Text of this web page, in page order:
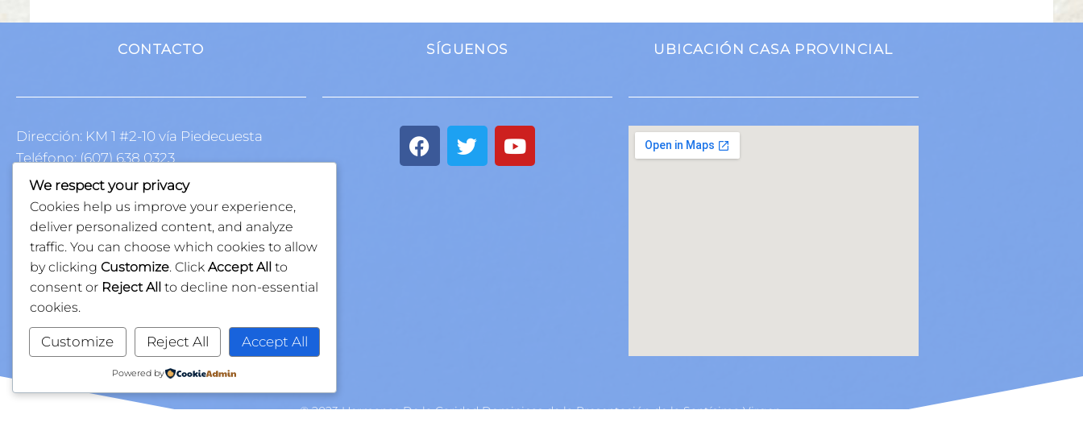
CONTACTO
Dirección: KM 1 #2-10 vía Piedecuesta
Teléfono: (607) 638 0323
E-mail: economatoprovincial@laturena.co
SÍGUENOS UBICACIÓN CASA PROVINCIAL
© 2023 Hermanas De la Caridad Dominicas de la Presentación de la Santísima Virgen.
We respect your privacy
Cookies help us improve your experience,
deliver personalized content, and analyze
traffic. You can choose which cookies to allow
by clicking Customize. Click Accept All to
consent or Reject All to decline non-essential
cookies.
Customize Reject All Accept All
Powered by